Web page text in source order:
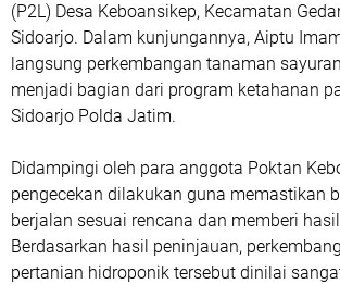
(P2L) Desa Keboansikep, Kecamatan
Sidoarjo. Dalam kunjungannya, Aiptu
langsung perkembangan tanaman
menjadi bagian dari program ketahanan
Sidoarjo Polda Jatim.
Didampingi oleh para anggota Poktan
pengecekan dilakukan guna memastikan
berjalan sesuai rencana dan memberi
Berdasarkan hasil peninjauan,
pertanian hidroponik tersebut dinilai